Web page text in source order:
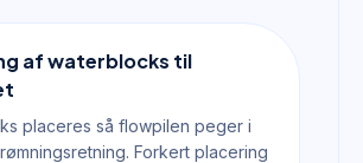
af waterblocks til
placeres så flowpilen peger i
Forkert placering